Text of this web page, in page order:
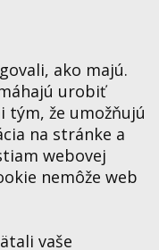
ako majú.
urobiť
že umožňujú
na stránke a
webovej
nemôže web
vaše